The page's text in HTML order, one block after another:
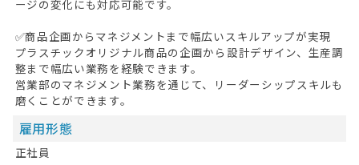
キープした求人 0
最近見た求人
お問い合わせ
掲載希望の方へ
ージの変化にも対応可能です。
✅商品企画からマネジメントまで幅広いスキルアップが実現
プラスチックオリジナル商品の企画から設計デザイン、生産調
整まで幅広い業務を経験できます。
営業部のマネジメント業務を通じて、リーダーシップスキルも
磨くことができます。
雇用形態
正社員